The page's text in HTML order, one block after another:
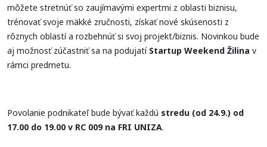
môžete stretnúť so zaujímavými expertmi z oblasti biznisu,
trénovať svoje mäkké zručnosti, získať nové skúsenosti z
rôznych oblastí a rozbehnúť si svoj projekt/biznis. Novinkou bude
aj možnosť zúčastniť sa na podujatí Startup Weekend Žilina v
rámci predmetu.
Povolanie podnikateľ bude bývať každú stredu (od 24.9.) od
17.00 do 19.00 v RC 009 na FRI UNIZA.